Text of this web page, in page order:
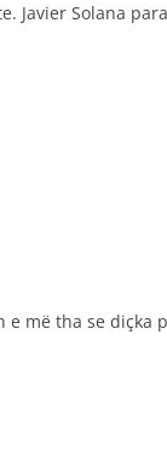
Javier Solana
më tha se diçka